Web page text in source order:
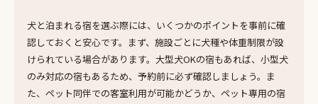
犬と泊まれる宿を選ぶ際には、いくつかのポイントを事前に確
認しておくと安心です。まず、施設ごとに犬種や体重制限が設
けられている場合があります。大型犬OKの宿もあれば、小型犬
のみ対応の宿もあるため、予約前に必ず確認しましょう。ま
た、ペット同伴での客室利用が可能かどうか、ペット専用の宿